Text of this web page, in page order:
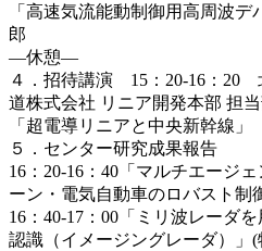
「高速気流能動制御用高周波
郎
―休憩―
４．招待講演 15：20-16：20
道株式会社 リニア開発本部 担当
「 超電導リニアと中央新幹線 」
５．センター研究成果報告
16：20-16：40 「マルチエージ
ーン・電気自動車のロバスト制
16：40-17：00「 ミリ波レーダ
認識（イメージングレーダ）
」 (